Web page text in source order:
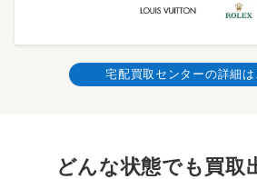
宅配買取センターの詳細は
どんな状態でも買取